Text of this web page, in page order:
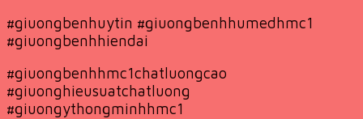
#giuongbenhuytin #giuongbenhhumedhmc1
#giuongbenhhiendai
#giuongbenhhmc1chatluongcao
#giuonghieusuatchatluong
#giuongythongminhhmc1